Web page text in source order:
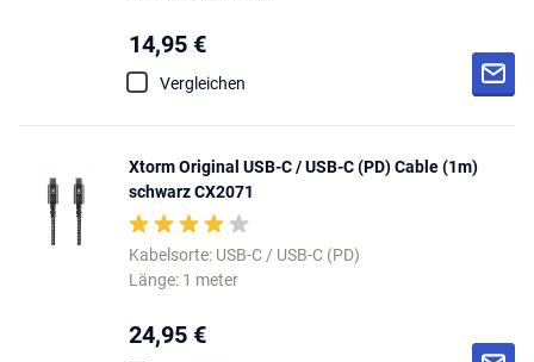
14,95 €
Vergleichen
Xtorm Original USB-C / USB-C (PD) Cable (1m)
schwarz CX2071
Kabelsorte: USB-C / USB-C (PD)
Länge: 1 meter
24,95 €